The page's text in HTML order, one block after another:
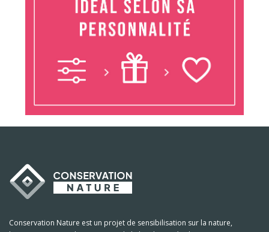
Conservation Nature est un projet de sensibilisation sur la nature,